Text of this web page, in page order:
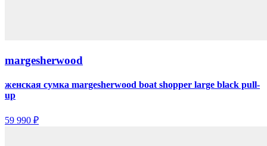
margesherwood
женская сумка margesherwood boat shopper large black pull-
up
59 990 ₽